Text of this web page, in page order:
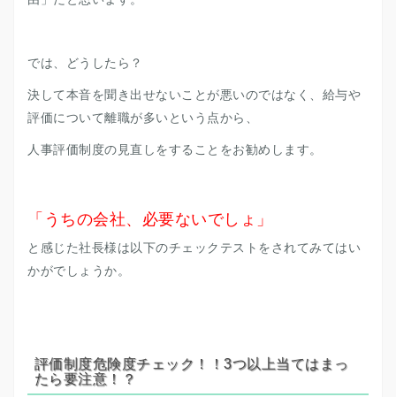
では、どうしたら？
決して本音を聞き出せないことが悪いのではなく、給与や
評価について離職が多いという点から、
人事評価制度の見直しをすることをお勧めします。
「うちの会社、必要ないでしょ」
と感じた社長様は以下のチェックテストをされてみてはい
かがでしょうか。
評価制度危険度チェック！！3つ以上当てはまっ
たら要注意！？